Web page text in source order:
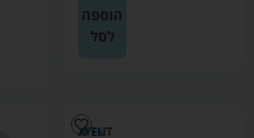
הוספה
לסל